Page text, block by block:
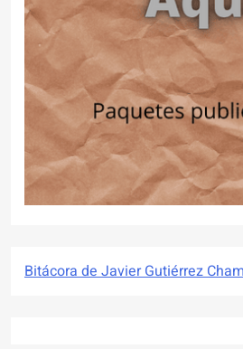
Bitácora de Javier Gutiérrez